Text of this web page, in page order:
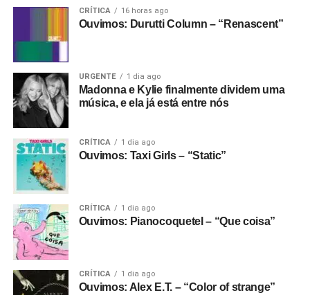
CRÍTICA 16 horas ago
Ouvimos: Durutti Column – “Renascent”
URGENTE 1 dia ago
Madonna e Kylie finalmente dividem uma
música, e ela já está entre nós
CRÍTICA 1 dia ago
Ouvimos: Taxi Girls – “Static”
CRÍTICA 1 dia ago
Ouvimos: Pianocoquetel – “Que coisa”
CRÍTICA 1 dia ago
Ouvimos: Alex E.T. – “Color of strange”